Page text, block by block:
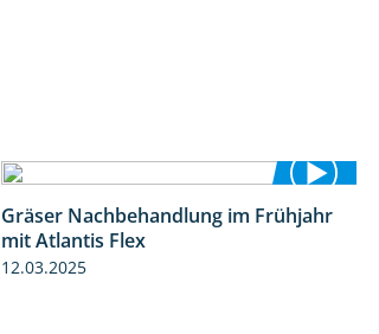
1:33
Gräser Nachbehandlung im Frühjahr
mit Atlantis Flex
12.03.2025